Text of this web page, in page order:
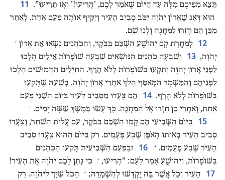
תֵּצֵא מִפִּיכֶם מִלָּה עַד הַיּוֹם שֶׁאֹמַר לָכֶם,‏ ’‏הָרִיעוּ!‏’‏ וְאָז תָּרִיעוּ”‏.‏ 11
הוּא דָּאַג שֶׁאֲרוֹן יְהֹוָה יִסֹּב סְבִיב הָעִיר וְיַקִּיף אוֹתָהּ פַּעַם אַחַת.‏ לְאַחַר
מִכֵּן הֵם חָזְרוּ לַמַּחֲנֶה וְלָנוּ שָׁם.‏
12 לְמָחֳרָת קָם יְהוֹשֻׁעַ הַשְׁכֵּם בַּבֹּקֶר,‏ וְהַכֹּהֲנִים נָשְׂאוּ אֶת אֲרוֹן +
יְהֹוָה,‏ 13
וְשִׁבְעָה כֹּהֲנִים הַנּוֹשְׂאִים שִׁבְעָה שׁוֹפְרוֹת אֵילִים הָלְכוּ
לִפְנֵי אֲרוֹן יְהֹוָה וְתָקְעוּ בַּשּׁוֹפָרוֹת לְלֹא הֶרֶף.‏ הַחַיָּלִים הַחֲמוּשִׁים הָלְכוּ
לִפְנֵיהֶם וְהַמִּשְׁמָר הַמְּאַסֵּף הָלַךְ אַחֲרֵי אֲרוֹן יְהֹוָה,‏ בְּשָׁעָה שֶׁתָּקְעוּ
בַּשּׁוֹפָרוֹת לְלֹא הֶרֶף.‏ 14
הֵם צָעֲדוּ מִסָּבִיב לָעִיר בַּיּוֹם הַשֵּׁנִי פַּעַם
אַחַת,‏ וְאַחֲרֵי כֵן חָזְרוּ אֶל הַמַּחֲנֶה.‏ כָּךְ עָשׂוּ בְּמֶשֶׁךְ שִׁשָּׁה יָמִים.‏ +
15
בַּיּוֹם הַשְּׁבִיעִי הֵם קָמוּ הַשְׁכֵּם בַּבֹּקֶר,‏ עִם עֲלוֹת הַשַּׁחַר,‏ וְצָעֲדוּ
סְבִיב הָעִיר בְּאוֹתוֹ הָאֹפֶן שֶׁבַע פְּעָמִים.‏ רַק בַּיּוֹם הַהוּא צָעֲדוּ סְבִיב
הָעִיר שֶׁבַע פְּעָמִים.‏ +
16
וּבַפַּעַם הַשְּׁבִיעִית תָּקְעוּ הַכֹּהֲנִים
בַּשּׁוֹפָרוֹת,‏ וִיהוֹשֻׁעַ אָמַר לָעָם:‏ ”‏הָרִיעוּ,‏ + כִּי נָתַן לָכֶם יְהֹוָה אֶת הָעִיר!‏
17 הָעִיר וְכָל אֲשֶׁר בָּהּ יֻקְדְּשׁוּ לְהַשְׁמָדָה;‏ + הַכֹּל שַׁיָּךְ לִיהֹוָה.‏ רַק